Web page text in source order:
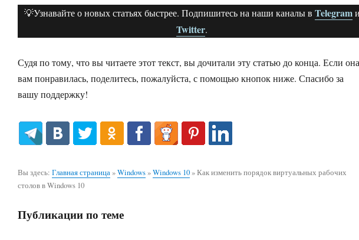
💡Узнавайте о новых статьях быстрее. Подпишитесь на наши каналы в Telegram
Twitter.
Судя по тому, что вы читаете этот текст, вы дочитали эту статью до конца. Если она
вам понравилась, поделитесь, пожалуйста, с помощью кнопок ниже. Спасибо за
вашу поддержку!
Вы здесь: Главная страница»Windows»Windows 10»Как изменить порядок виртуальных рабочих
столов в Windows 10
Публикации по теме